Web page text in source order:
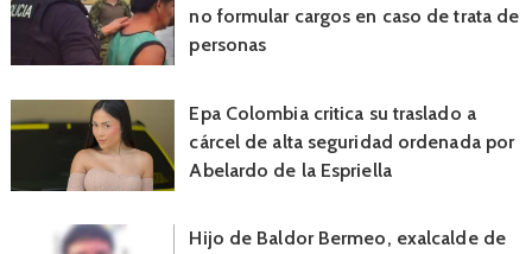
no formular cargos en caso de trata de
personas
Epa Colombia critica su traslado a
cárcel de alta seguridad ordenada por
Abelardo de la Espriella
Hijo de Baldor Bermeo, exalcalde de